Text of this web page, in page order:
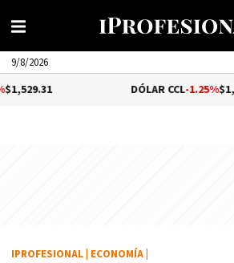
9/8/2026
-1.25%$1,556.14
IPROFESIONAL ECONOMÍA